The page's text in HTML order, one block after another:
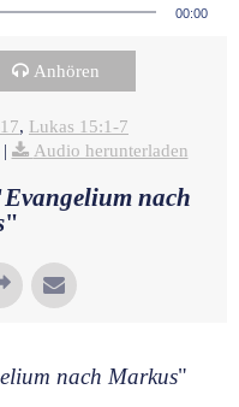
00:00
Anhören
, Lukas 15:1-7
| Audio herunterladen
Evangelium nach
"
nach Markus"